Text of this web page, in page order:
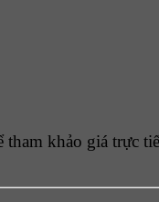
khảo giá trực